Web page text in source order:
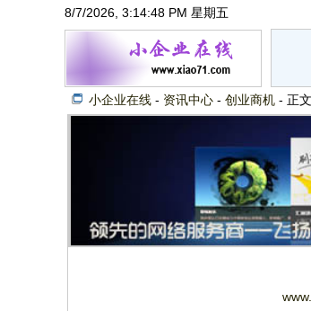
8/7/2026, 3:14:49 PM 星期五
小企业在线 - 资讯中心 - 创业商机 - 正文